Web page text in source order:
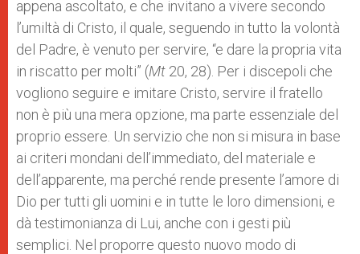
appena ascoltato, e che invitano a vivere secondo
l’umiltà di Cristo, il quale, seguendo in tutto la volontà
del Padre, è venuto per servire, “e dare la propria vita
in riscatto per molti” (Mt 20, 28). Per i discepoli che
vogliono seguire e imitare Cristo, servire il fratello
non è più una mera opzione, ma parte essenziale del
proprio essere. Un servizio che non si misura in base
ai criteri mondani dell’immediato, del materiale e
dell’apparente, ma perché rende presente l’amore di
Dio per tutti gli uomini e in tutte le loro dimensioni, e
dà testimonianza di Lui, anche con i gesti più
semplici. Nel proporre questo nuovo modo di